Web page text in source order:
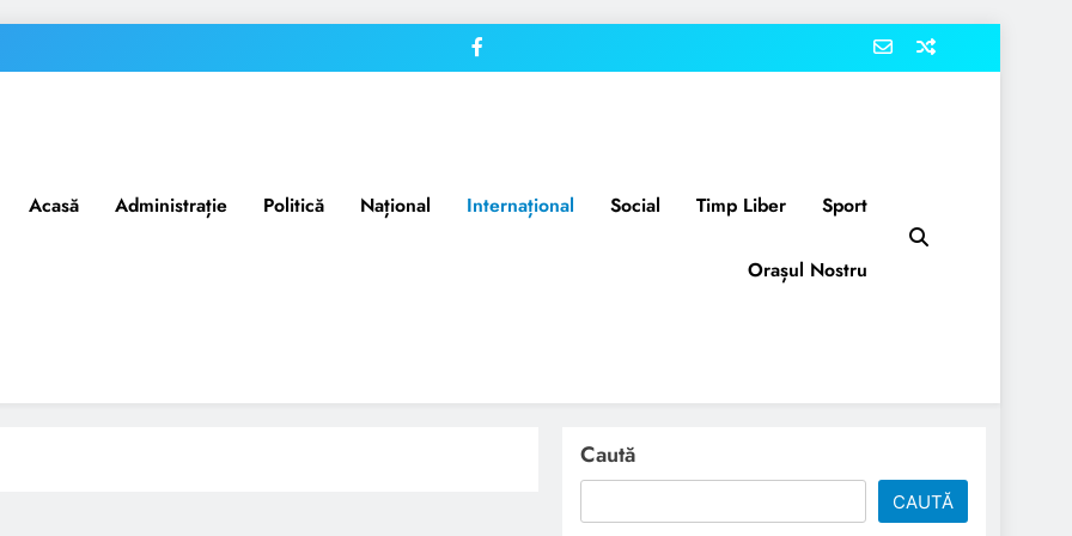
Acasă Administrație Politică Național Internațional Social Timp Liber Sport
Orașul Nostru
Caută
CAUTĂ